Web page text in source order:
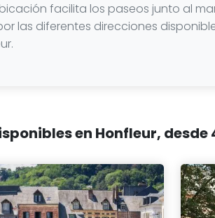
facilita los paseos junto al
las diferentes direcciones
en Honfleur,